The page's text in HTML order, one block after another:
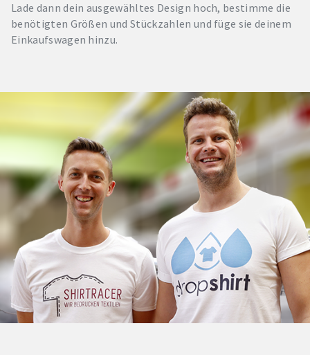
Lade dann dein ausgewähltes Design hoch, bestimme die
benötigten Größen und Stückzahlen und füge sie deinem
Einkaufswagen hinzu.